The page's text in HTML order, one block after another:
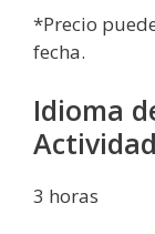
*Precio
fecha.
Idioma
Actividad
3 horas